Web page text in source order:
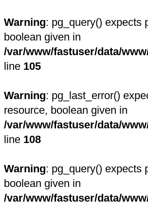
Warning: pg_query() expects
boolean given in
/var/www/fastuser/data/
line 105
Warning: pg_last_error()
resource, boolean given in
/var/www/fastuser/data/
line 108
Warning: pg_query() expects
boolean given in
/var/www/fastuser/data/